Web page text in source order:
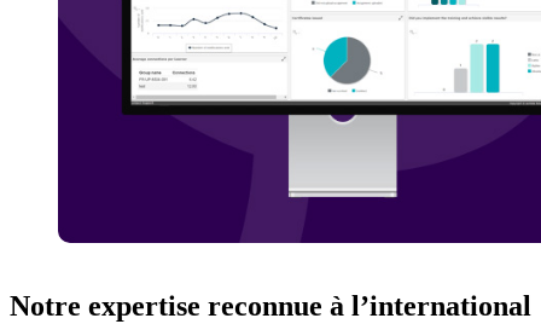
Notre expertise reconnue à l’international